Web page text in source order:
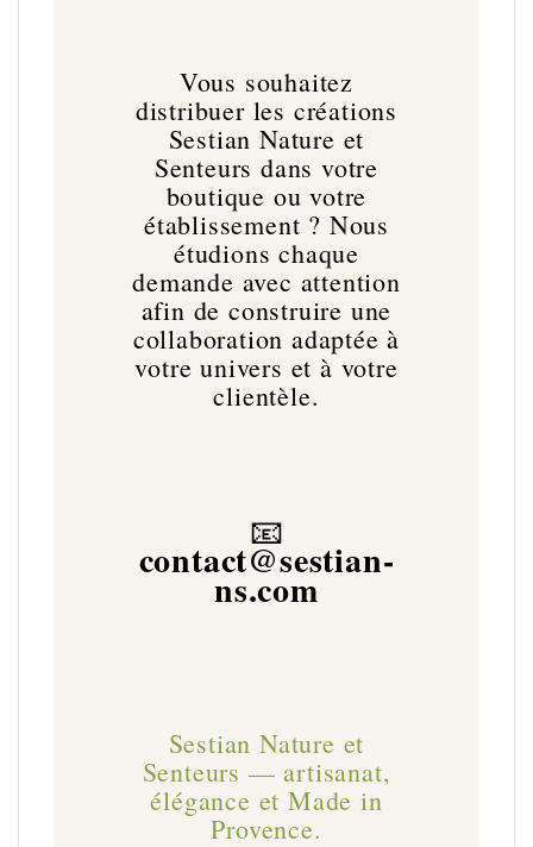
Vous souhaitez
distribuer les créations
Sestian Nature et
Senteurs dans votre
boutique ou votre
établissement ? Nous
étudions chaque
demande avec attention
afin de construire une
collaboration adaptée à
votre univers et à votre
clientèle.
📧
contact@sestian-
ns.com
Sestian Nature et
Senteurs — artisanat,
élégance et Made in
Provence.